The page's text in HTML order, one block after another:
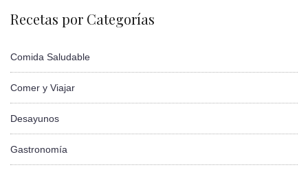
Recetas por Categorías
Comida Saludable
Comer y Viajar
Desayunos
Gastronomía